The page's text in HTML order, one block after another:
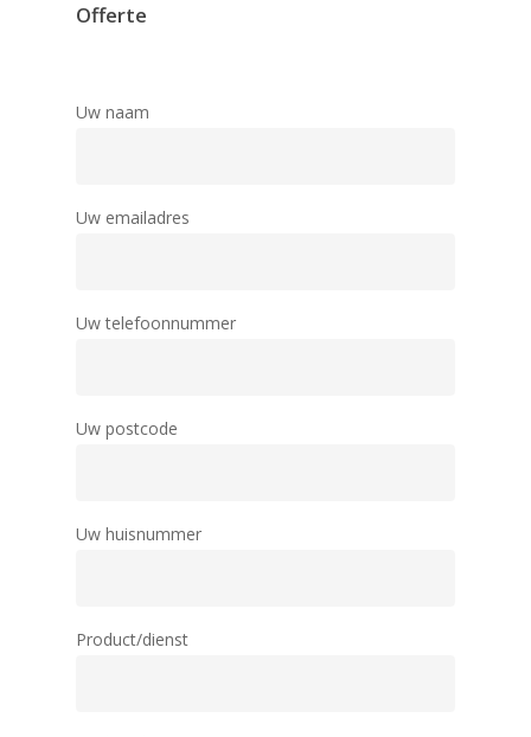
Offerte
Uw naam
Uw emailadres
Uw telefoonnummer
Uw postcode
Uw huisnummer
Product/dienst